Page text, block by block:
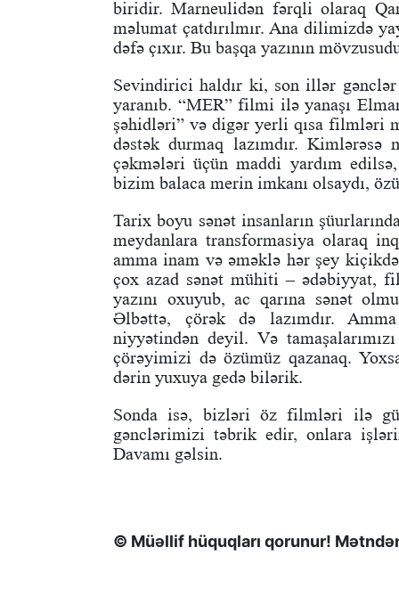
biridir. Marneulidən fərqli olaraq
məlumat çatdırılmır. Ana dilimizdə
dəfə çıxır. Bu başqa yazının
Sevindirici haldır ki, son illər
yaranıb. “MER” filmi ilə yanaşı
şəhidləri” və digər yerli qısa filmləri
dəstək durmaq lazımdır.
çəkmələri üçün maddi yardım
bizim balaca merin imkanı olsaydı,
Tarix boyu sənət insanların
meydanlara transformasiya olaraq
amma inam və əməklə hər şey
çox azad sənət mühiti – ədəbiyyat,
yazını oxuyub, ac qarına sənət
Əlbəttə, çörək də lazımdır.
niyyətindən deyil. Və
çörəyimizi də özümüz qazanaq.
dərin yuxuya gedə bilərik.
Sonda isə, bizləri öz filmləri ilə
gənclərimizi təbrik edir, onlara
Davamı gəlsin.
© Müəllif hüquqları qorunur!